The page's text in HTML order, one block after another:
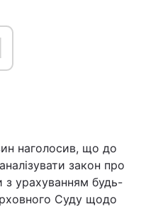
наголосив, що до
закон про
з урахуванням будь-
Суду щодо